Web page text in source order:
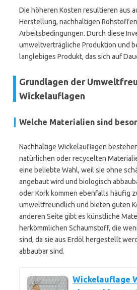
Die höheren Kosten resultieren aus
Herstellung, nachhaltigen
Arbeitsbedingungen. Durch diese
umweltverträgliche Produktion und
langlebiges Produkt, das sich auf
Grundlagen der
Wickelauflagen
Welche Materialien sind
Nachhaltige Wickelauflagen
natürlichen oder recycelten
eine beliebte Wahl, weil sie ohne
angebaut wird und biologisch
oder Kork kommen ebenfalls häufig
umweltfreundlich und bieten guten
anderen Seite gibt es künstliche
herkömmlichen Schaumstoff, die
sind, da sie aus Erdöl hergestellt
abbaubar sind.
Wickelauflage